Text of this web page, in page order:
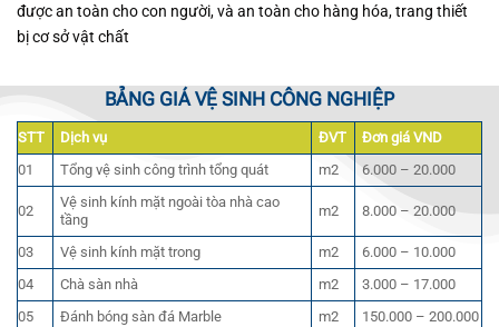
được an toàn cho con người, và an toàn cho hàng hóa, trang thiết
bị cơ sở vật chất
BẢNG GIÁ VỆ SINH CÔNG NGHIỆP
STT Dịch vụ ĐVT
Đơn giá VND
01
Tổng vệ sinh công trình tổng quát m2 6.000 – 20.000
02
Vệ sinh kính mặt ngoài tòa nhà cao
tầng
m2 8.000 – 20.000
03 Vệ sinh kính mặt trong m2
6.000 – 10.000
04
Chà sàn nhà m2
3.000 – 17.000
05
Đánh bóng sàn đá Marble m2
150.000 – 200.000